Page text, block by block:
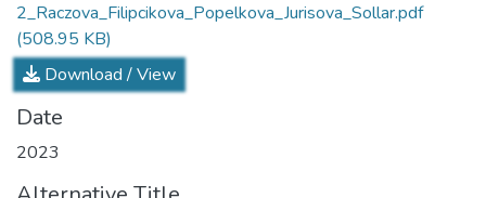
2_Raczova_Filipcikova_Popelkova_Jurisova_Sollar.pdf
(508.95 KB)
Download / View
Date
2023